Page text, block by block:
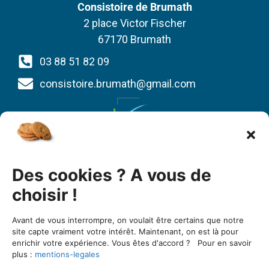
Des cookies ? A vous de
choisir !
Avant de vous interrompre, on voulait être certains que notre
site capte vraiment votre intérêt. Maintenant, on est là pour
enrichir votre expérience. Vous êtes d'accord ? Pour en savoir
plus : mentions-legales
Consistoire de Brumath
2 place Victor Fischer
67170 Brumath
03 88 51 82 09
consistoire.brumath@gmail.com
Lorraine
67081 Strasbourg cedex
03 88 25 90 00